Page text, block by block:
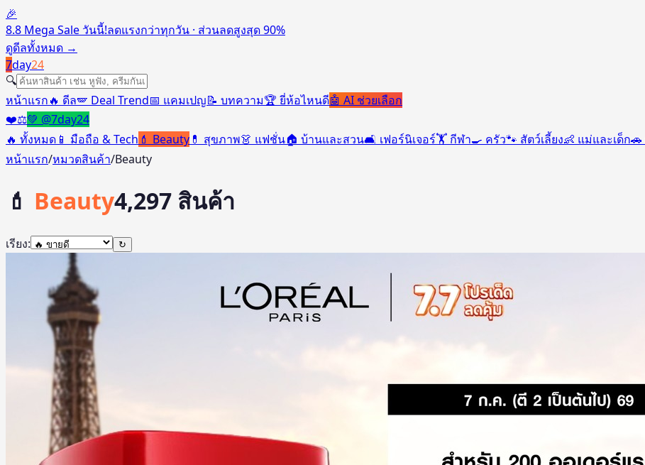
🎉
8.8 Mega Sale วันนี้!ลดแรงกว่าทุกวัน · ส่วนลดสูงสุด 90%
ดูดีลทั้งหมด →
7day24
🔍
หน้าแรก🔥 ดีล🪽 Deal Trend📅 แคมเปญ📝 บทความ🏆 ยี่ห้อไหนดี🤖 AI ช่วยเลือก
❤️⚖️💚 @7day24
🔥 ทั้งหมด 📱 มือถือ & Tech 💄 Beauty 💊 สุขภาพ👗 แฟชั่น🏠 บ้านและสวน🛋️ เฟอร์นิเจอร์🏋️ กีฬา🍳 ครัว🐾 สัตว์เลี้ยง👶 แม่และเด็ก🚗
หน้าแรก/หมวดสินค้า/Beauty
💄 Beauty4,297 สินค้า
เรียง: ↻